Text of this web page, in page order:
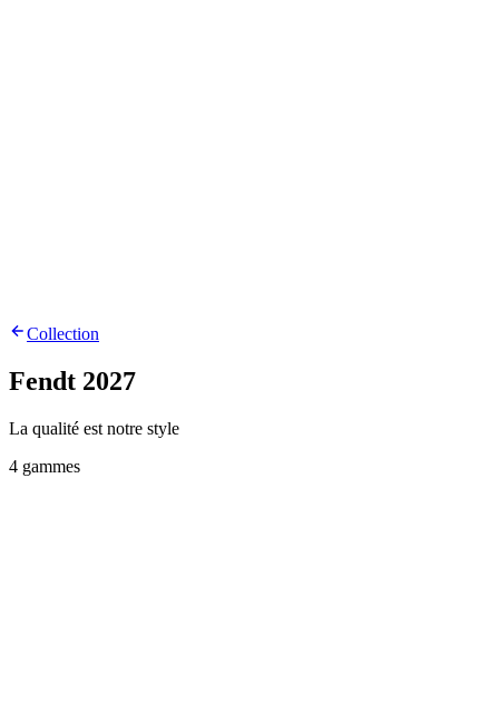
Collection
Fendt 2027
La qualité est notre style
4 gammes